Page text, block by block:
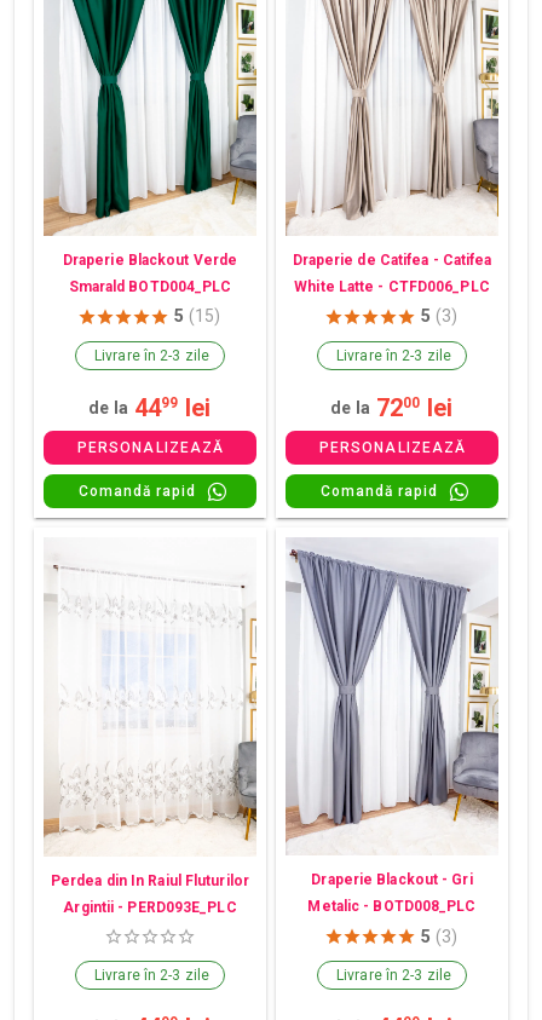
Draperie Blackout Verde
Smarald BOTD004_PLC
5 (15)
Livrare în 2-3 zile
de la 4499 lei
PERSONALIZEAZĂ
Comandă rapid
Draperie de Catifea - Catifea
White Latte - CTFD006_PLC
5 (3)
Livrare în 2-3 zile
de la 7200 lei
PERSONALIZEAZĂ
Comandă rapid
Perdea din In Raiul Fluturilor
Argintii - PERD093E_PLC
Livrare în 2-3 zile
Draperie Blackout - Gri
Metalic - BOTD008_PLC
5 (3)
Livrare în 2-3 zile